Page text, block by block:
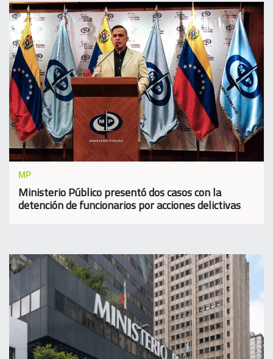
MP
Ministerio Público presentó dos casos con la
detención de funcionarios por acciones delictivas